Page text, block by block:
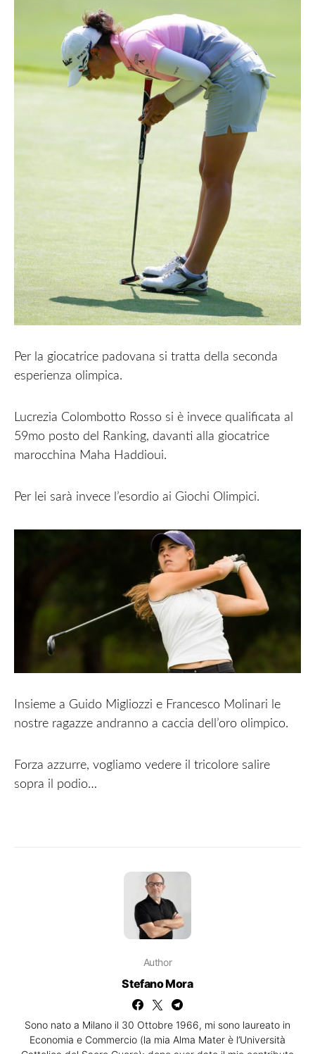
Per la giocatrice padovana si tratta della seconda
esperienza olimpica.
Lucrezia Colombotto Rosso si è invece qualificata al
59mo posto del Ranking, davanti alla giocatrice
marocchina Maha Haddioui.
Per lei sarà invece l’esordio ai Giochi Olimpici.
Insieme a Guido Migliozzi e Francesco Molinari le
nostre ragazze andranno a caccia dell’oro olimpico.
Forza azzurre, vogliamo vedere il tricolore salire
sopra il podio…
Author
Stefano Mora
Sono nato a Milano il 30 Ottobre 1966, mi sono laureato in
Economia e Commercio (la mia Alma Mater è l’Università